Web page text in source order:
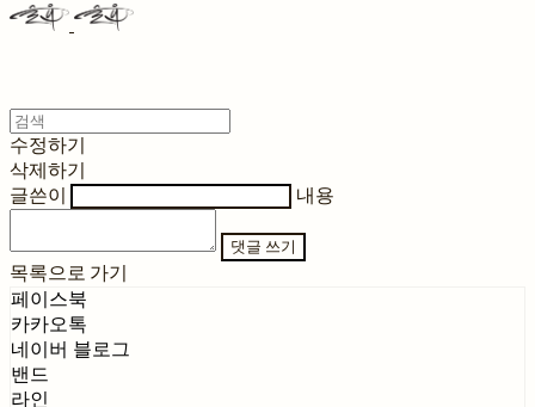
수정하기
삭제하기
글쓴이
내용
댓글 쓰기
목록으로 가기
페이스북
카카오톡
네이버 블로그
밴드
라인